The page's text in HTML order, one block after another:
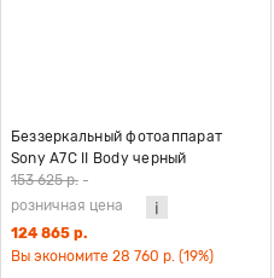
Беззеркальный фотоаппарат
Sony A7С II Body черный
153 625 р. -
розничная цена
124 865 р.
Вы экономите 28 760 р. (19%)